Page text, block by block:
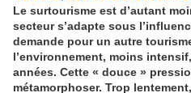
Le surtourisme est d’autant
secteur s’adapte sous
demande pour un autre
l’environnement, moins
années. Cette « douce »
métamorphoser. Trop